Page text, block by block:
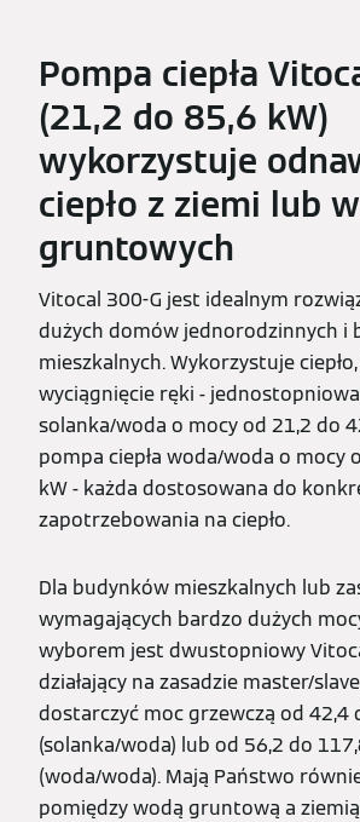
Pompa ciepła
(21,2 do 85,6 kW)
wykorzystuje
ciepło z ziemi lub
gruntowych
Vitocal 300-G jest idealnym
dużych domów jednorodzinnych i
mieszkalnych. Wykorzystuje
wyciągnięcie ręki -
solanka/woda o mocy od 21,2 do
pompa ciepła woda/woda o mocy
kW - każda dostosowana do
zapotrzebowania na ciepło.
Dla budynków mieszkalnych lub
wymagających bardzo dużych
wyborem jest dwustopniowy
działający na zasadzie master/
dostarczyć moc grzewczą od 42,4
(solanka/woda) lub od 56,2 do
(woda/woda). Mają Państwo
pomiędzy wodą gruntową a